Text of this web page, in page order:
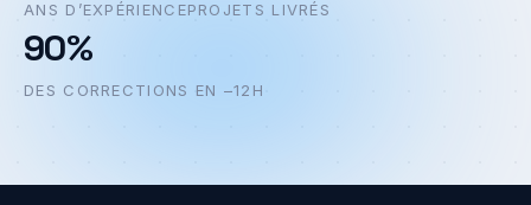
ANS D’EXPÉRIENCEPROJETS LIVRÉS
90%
DES CORRECTIONS EN –12H